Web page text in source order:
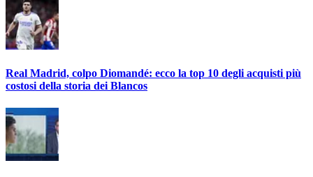
Real Madrid, colpo Diomandé: ecco la top 10 degli acquisti più
costosi della storia dei Blancos